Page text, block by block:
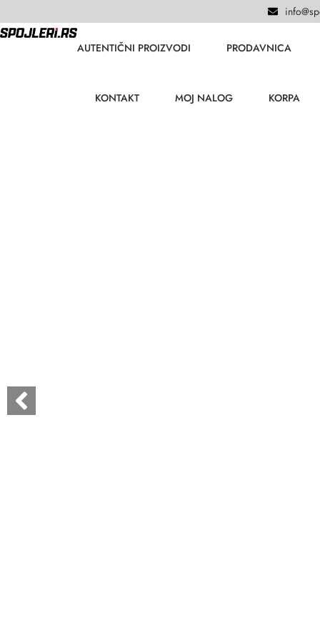
AUTENTIČNI PROIZVODI PRODAVNICA
KONTAKT MOJ NALOG KORPA